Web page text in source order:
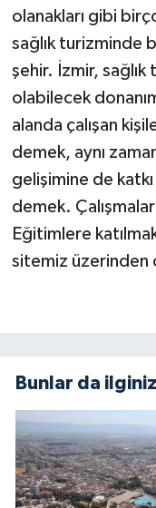
olanakları gibi
sağlık turizminde
şehir. İzmir,
olabilecek
alanda çalışan
demek, aynı
gelişimine de
demek.
Eğitimlere
sitemiz üzerinden
Bunlar da